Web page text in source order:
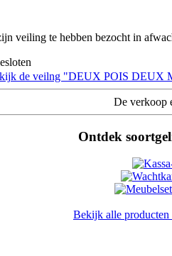
veiling te hebben bezocht in
de veilng "DEUX POIS DEUX
De verkoop
Ontdek
Bekijk alle